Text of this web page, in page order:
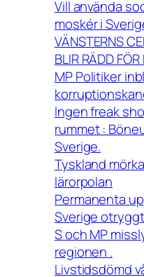
Vill använda
moskér i
VÄNSTERNS
BLIR RÄDD
MP Politiker
Ingen freak
rummet :
Sverige.
Tyskland
lärorpolan
Permanenta
Sverige otryggt
S och MP
regionen .
Livstidsdömd